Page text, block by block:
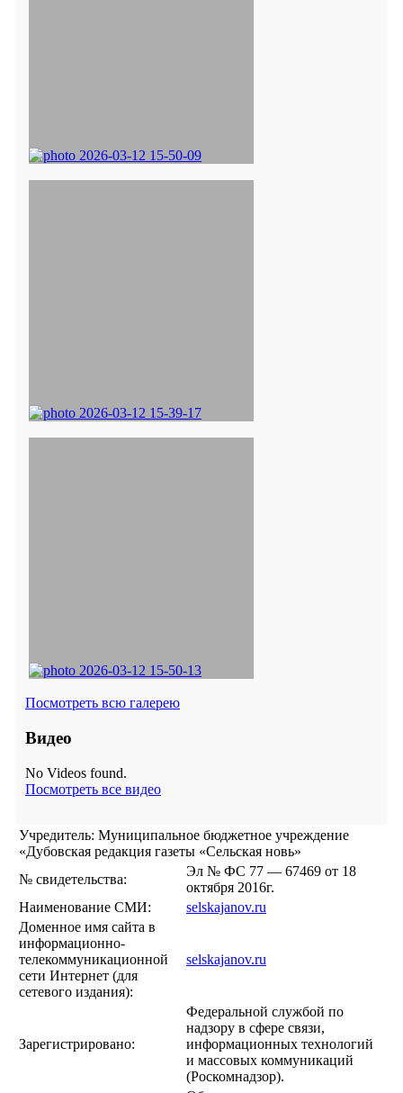
Посмотреть всю галерею
Видео
No Videos found.
Посмотреть все видео
Учредитель: Муниципальное бюджетное учреждение
«Дубовская редакция газеты «Сельская новь»
№ свидетельства:
Эл № ФС 77 — 67469 от 18
октября 2016г.
Наименование СМИ:
selskajanov.ru
Доменное имя сайта в
информационно-
телекоммуникационной
сети Интернет (для
сетевого издания):
selskajanov.ru
Зарегистрировано:
Федеральной службой по
надзору в сфере связи,
информационных технологий
и массовых коммуникаций
(Роскомнадзор).